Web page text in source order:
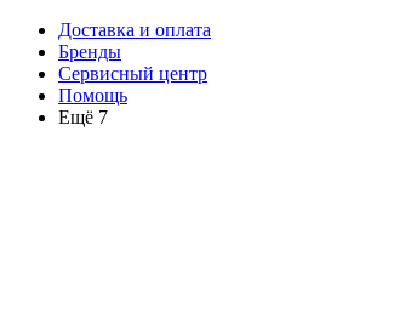
Доставка и оплата
Бренды
Сервисный центр
Помощь
Ещё 7